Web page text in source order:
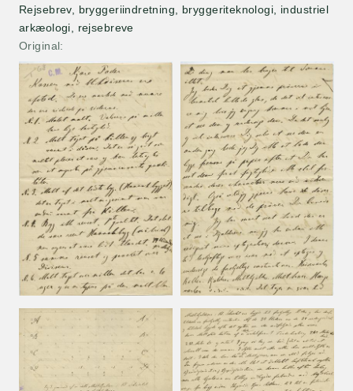
Rejsebrev, bryggeriindretning, bryggeriteknologi, industriel
arkæologi, rejsebreve
Original